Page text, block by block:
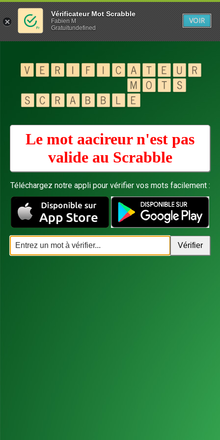
Le mot aacireur n'est pas
valide au Scrabble
Téléchargez notre appli pour vérifier vos mots facilement :
Vérificateur Mot Scrabble
Fabien M
Gratuitundefined
VOIR